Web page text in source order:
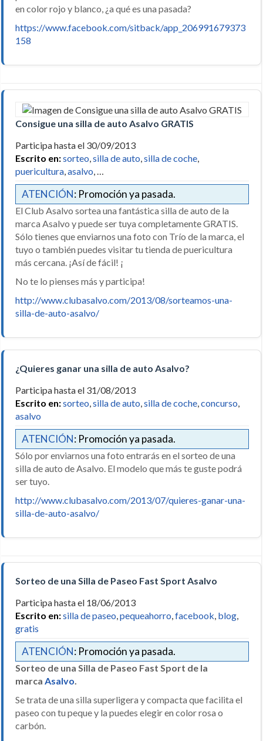
en color rojo y blanco, ¿a qué es una pasada?
https://www.facebook.com/sitback/app_206991679373
158
Consigue una silla de auto Asalvo GRATIS
Participa hasta el 30/09/2013
Escrito en:sorteo silla de auto silla de coche
puericultura asalvo
ATENCIÓN: Promoción ya pasada.
El Club Asalvo sortea una fantástica silla de auto de la
marca Asalvo y puede ser tuya completamente GRATIS.
Sólo tienes que enviarnos una foto con Trío de la marca, el
tuyo o también puedes visitar tu tienda de puericultura
más cercana. ¡Así de fácil! ¡
No te lo pienses más y participa!
http://www.clubasalvo.com/2013/08/sorteamos-una-
silla-de-auto-asalvo/
¿Quieres ganar una silla de auto Asalvo?
Participa hasta el 31/08/2013
Escrito en:sorteo silla de auto silla de coche concurso
asalvo
ATENCIÓN: Promoción ya pasada.
Sólo por enviarnos una foto entrarás en el sorteo de una
silla de auto de Asalvo. El modelo que más te guste podrá
ser tuyo.
http://www.clubasalvo.com/2013/07/quieres-ganar-una-
silla-de-auto-asalvo/
Sorteo de una Silla de Paseo Fast Sport Asalvo
Participa hasta el 18/06/2013
Escrito en:silla de paseo pequeahorro facebook blog
gratis
ATENCIÓN: Promoción ya pasada.
Sorteo de una Silla de Paseo Fast Sport de la
marca Asalvo
Se trata de una silla superligera y compacta que facilita el
paseo con tu peque y la puedes elegir en color rosa o
carbón.